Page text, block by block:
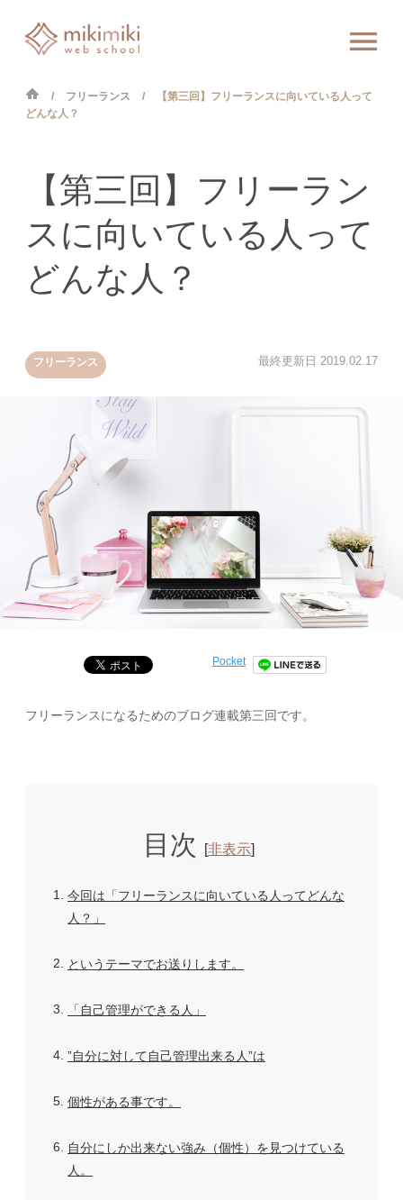
フリーランス
【第三回】フリーランスに向いている人って
どんな人？
フリーランス 最終更新日 2019.02.17
【第三回】フリーラン
スに向いている人って
どんな人？
Pocket
フリーランスになるためのブログ連載第三回です。
目次 [非表示]
1
今回は「フリーランスに向いている人ってどんな
人？」
2 というテーマでお送りします。
3 「自己管理ができる人」
4 ”自分に対して自己管理出来る人”は
5 個性がある事です。
6
自分にしか出来ない強み（個性）を見つけている
人。